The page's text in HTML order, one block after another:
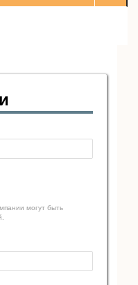
могут быть